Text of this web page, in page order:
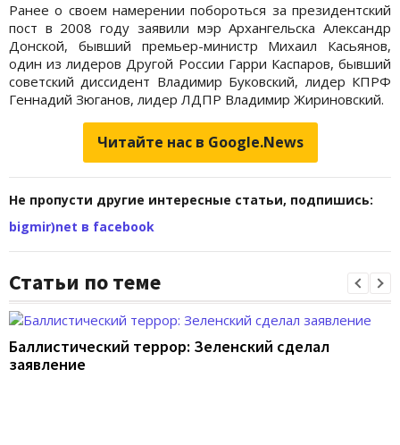
Ранее о своем намерении побороться за президентский
пост в 2008 году заявили мэр Архангельска Александр
Донской, бывший премьер-министр Михаил Касьянов,
один из лидеров Другой России Гарри Каспаров, бывший
советский диссидент Владимир Буковский, лидер КПРФ
Геннадий Зюганов, лидер ЛДПР Владимир Жириновский.
Читайте нас в Google.News
Не пропусти другие интересные статьи, подпишись:
bigmir)net в facebook
Статьи по теме
Баллистический террор: Зеленский сделал
заявление